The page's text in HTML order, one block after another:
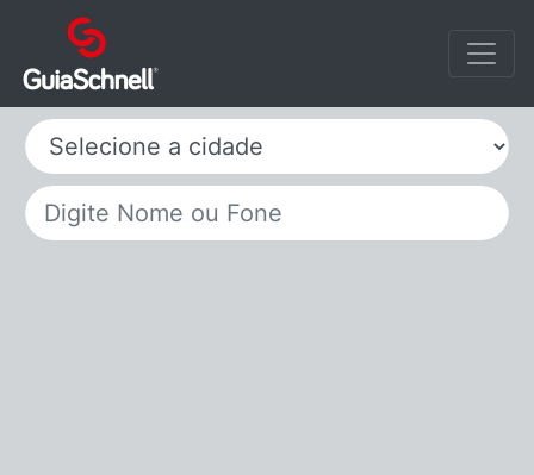
Selecione a cidade